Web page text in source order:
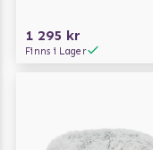
1 295 kr
Finns i Lager